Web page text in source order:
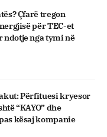
Çfarë tregon
për TEC-et
ndotje nga tymi në
Përfituesi kryesor
“KAYO” dhe
kësaj kompanie